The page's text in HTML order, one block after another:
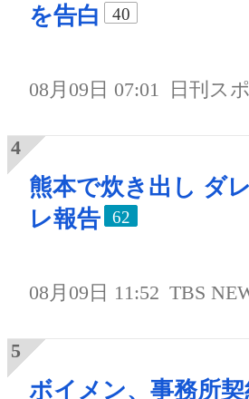
を告白
40
08月09日 07:01 日刊ス
熊本で炊き出し ダ
レ報告
62
08月09日 11:52 TBS
ボイメン、事務所契